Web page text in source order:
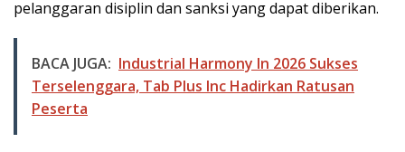
pelanggaran disiplin dan sanksi yang dapat diberikan.
BACA JUGA: Industrial Harmony In 2026 Sukses
Terselenggara, Tab Plus Inc Hadirkan Ratusan
Peserta